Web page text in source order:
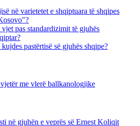
në varietetet e shqiptuara të shqipes
pas standardizimit të gjuhës
pastërtisë së gjuhës shqipe?
me vlerë ballkanologjike
në gjuhën e veprës së Ernest Koliqit